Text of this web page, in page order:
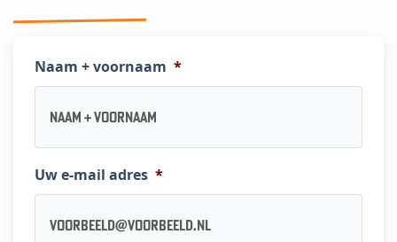
Naam + voornaam *
Uw e-mail adres *